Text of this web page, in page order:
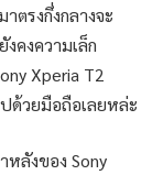
ตรงกึ่งกลางจะ
คงความเล็ก
Xperia T2
ด้วยมือถือเลยหล่ะ
หลังของ Sony